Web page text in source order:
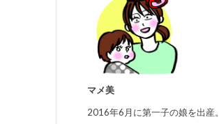
マメ美
2016年6月に第一子の娘を出産。